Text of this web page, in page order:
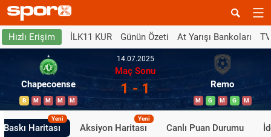
Hızlı Erişim İLK11 KUR Günün Özeti At Yarışı Bankoları
Chapecoense
B M M M M
14.07.2025
Maç Sonu
1 - 1 Remo
M G M G M
Baskı Haritası
Yeni
Aksiyon Haritası
Yeni
Canlı Puan Durumu